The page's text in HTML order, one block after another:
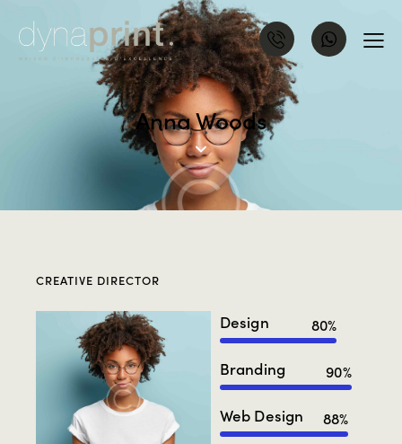
Anna Woods
CREATIVE DIRECTOR
Design 80%
Branding 90%
Web Design 88%